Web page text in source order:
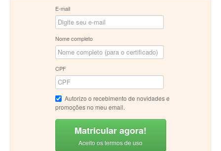
E-mail
Nome completo
CPF
Autorizo o recebimento de novidades e
promoções no meu email.
Matricular agora!
Aceito os termos de uso